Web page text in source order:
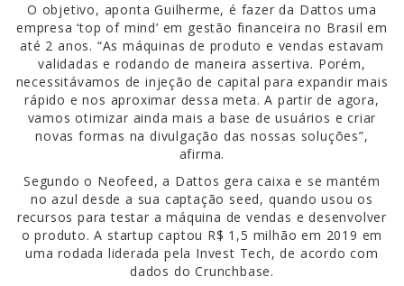
O objetivo, aponta Guilherme, é fazer da Dattos uma
empresa ‘top of mind’ em gestão financeira no Brasil em
até 2 anos. “As máquinas de produto e vendas estavam
validadas e rodando de maneira assertiva. Porém,
necessitávamos de injeção de capital para expandir mais
rápido e nos aproximar dessa meta. A partir de agora,
vamos otimizar ainda mais a base de usuários e criar
novas formas na divulgação das nossas soluções”,
afirma.
Segundo o Neofeed, a Dattos gera caixa e se mantém
no azul desde a sua captação seed, quando usou os
recursos para testar a máquina de vendas e desenvolver
o produto. A startup captou R$ 1,5 milhão em 2019 em
uma rodada liderada pela Invest Tech, de acordo com
dados do Crunchbase.